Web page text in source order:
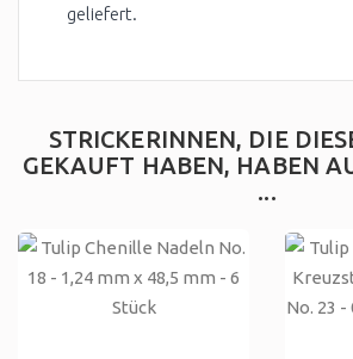
geliefert.
STRICKERINNEN, DIE
GEKAUFT HABEN, HABEN
...